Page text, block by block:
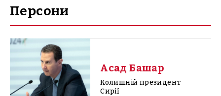
Персони
Асад Башар
Колишній президент
Сирії